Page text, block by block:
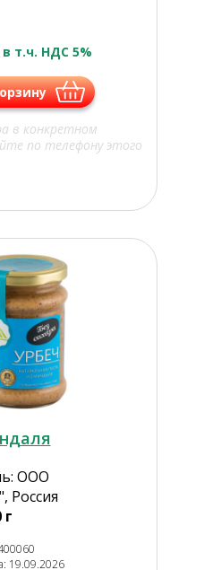
в т.ч. НДС 5%
в конкретном
по телефону этого
ООО
Россия
г
19.09.2026